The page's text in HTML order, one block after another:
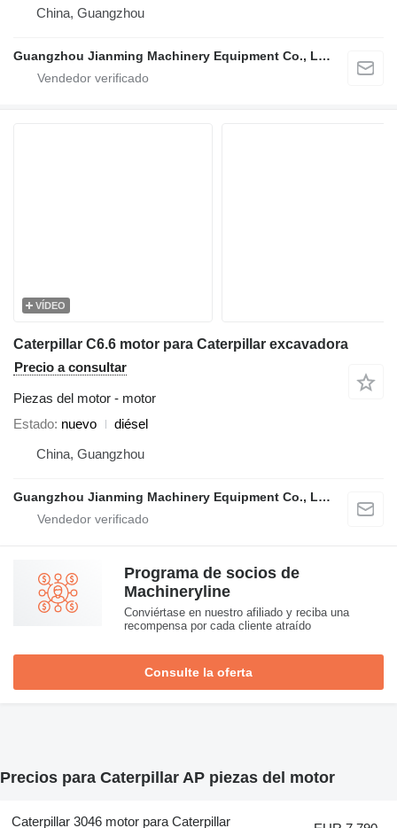
China, Guangzhou
Guangzhou Jianming Machinery Equipment Co., Ltd.
VÍDEO
Caterpillar C6.6 motor para Caterpillar excavadora
Precio a consultar
Piezas del motor - motor
Estado nuevo
diésel
China, Guangzhou
Guangzhou Jianming Machinery Equipment Co., Ltd.
Programa de socios de
Machineryline
Conviértase en nuestro afiliado y reciba una
recompensa por cada cliente atraído
Consulte la oferta
Precios para Caterpillar AP piezas del motor
Caterpillar 3046 motor para Caterpillar